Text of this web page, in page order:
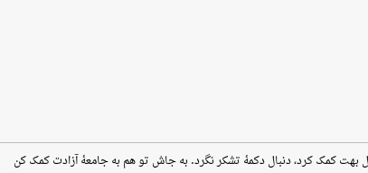
بهت کمک کرد، دنبال دکمهٔ تشکر نگرد. به جاش تو هم به جامعهٔ آزادت کمک کن